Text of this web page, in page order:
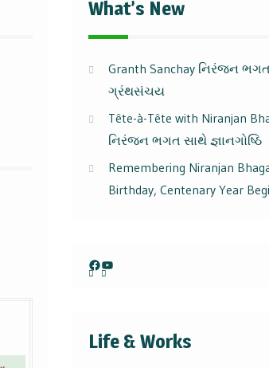
What’s New
Granth Sanchay નિરંજન ભગત
ગ્રંથસંચય
Tête-à-Tête with Niranjan
નિરંજન ભગત સાથે જ્ઞાનગોષ્ઠિ
Remembering Niranjan
Birthday, Centenary Year
Facebook
YouTube
Life & Works